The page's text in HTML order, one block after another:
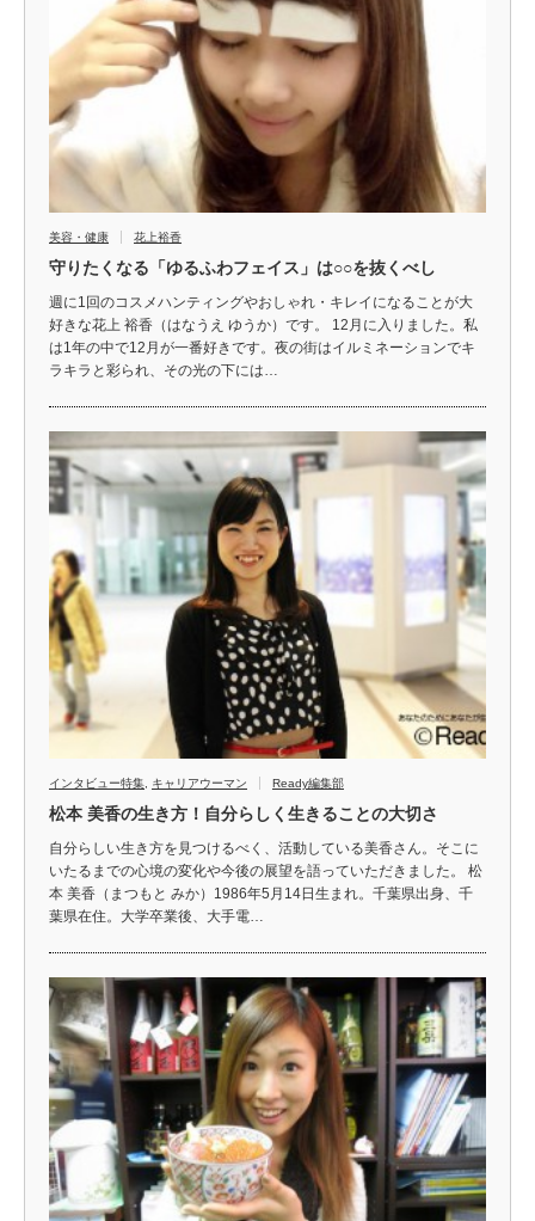
美容・健康 花上裕香
守りたくなる「ゆるふわフェイス」は○○を抜くべし
週に1回のコスメハンティングやおしゃれ・キレイになることが大
好きな花上 裕香（はなうえ ゆうか）です。 12月に入りました。私
は1年の中で12月が一番好きです。夜の街はイルミネーションでキ
ラキラと彩られ、その光の下には…
インタビュー特集 キャリアウーマン Ready編集部
松本 美香の生き方！自分らしく生きることの大切さ
自分らしい生き方を見つけるべく、活動している美香さん。そこに
いたるまでの心境の変化や今後の展望を語っていただきました。 松
本 美香（まつもと みか）1986年5月14日生まれ。千葉県出身、千
葉県在住。大学卒業後、大手電…